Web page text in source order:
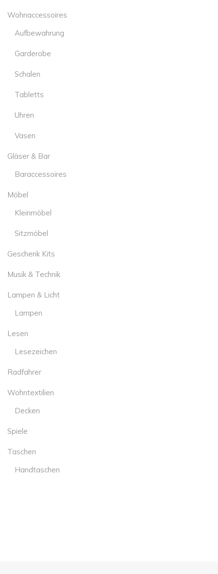
Wohnaccessoires
Aufbewahrung
Garderobe
Schalen
Tabletts
Uhren
Vasen
Gläser & Bar
Baraccessoires
Möbel
Kleinmöbel
Sitzmöbel
Geschenk Kits
Musik & Technik
Lampen & Licht
Lampen
Lesen
Lesezeichen
Radfahrer
Wohntextilien
Decken
Spiele
Taschen
Handtaschen